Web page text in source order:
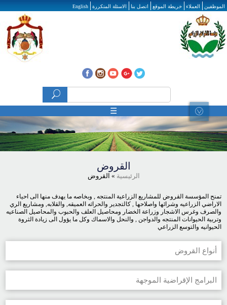
تجاوز إلى المحتوى الرئيسي
الموظفين العملاء خريطة الموقع اتصل بنا الاسئلة المتكررة English
☰
القروض
الرئيسية » القروض
تمنح المؤسسة القروض للمشاريع الزراعية المنتجه , وبخاصه ما يهدف منها الى احياء
الاراضي الزراعيه وشرائها واصلاحها , كالتجدير والحراثه العميقه, والقلابه, ومشاريع الري
والصرف وغرس الاشجار وزراعة الخضار ومحاصيل العلف والحبوب والمحاصيل الصناعيه
وتربية الحيوانات المنتجه والدواجن , والنحل والاسماك وكل ما يؤول الى زيادة الثروة
الحيوانيه والتوسع الزراعي
أنواع القروض
البرامج الإقراضية الموجهة